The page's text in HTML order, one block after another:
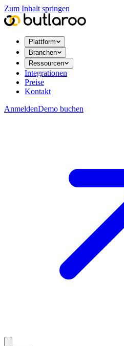
Zum Inhalt springen
Plattform
Branchen
Ressourcen
Integrationen
Preise
Kontakt
AnmeldenDemo buchen